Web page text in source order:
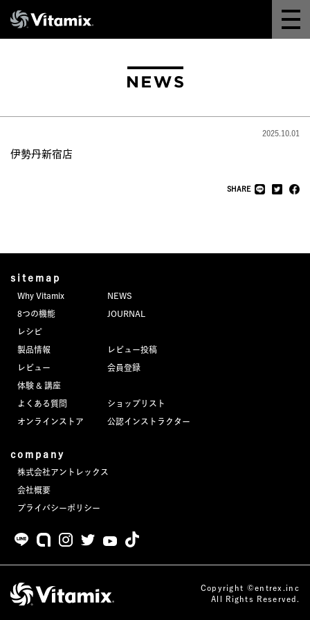
JOURNAL
2025.10.01
伊勢丹新宿店
SHARE
sitemap
Why Vitamix
8つの機能
レシピ
製品情報
レビュー
体験 & 講座
よくある質問
オンラインストア
NEWS
JOURNAL
レビュー投稿
会員登録
ショップリスト
公認インストラクター
company
株式会社アントレックス
会社概要
プライバシーポリシー
Copyright ©entrex.inc
All Rights Reserved.